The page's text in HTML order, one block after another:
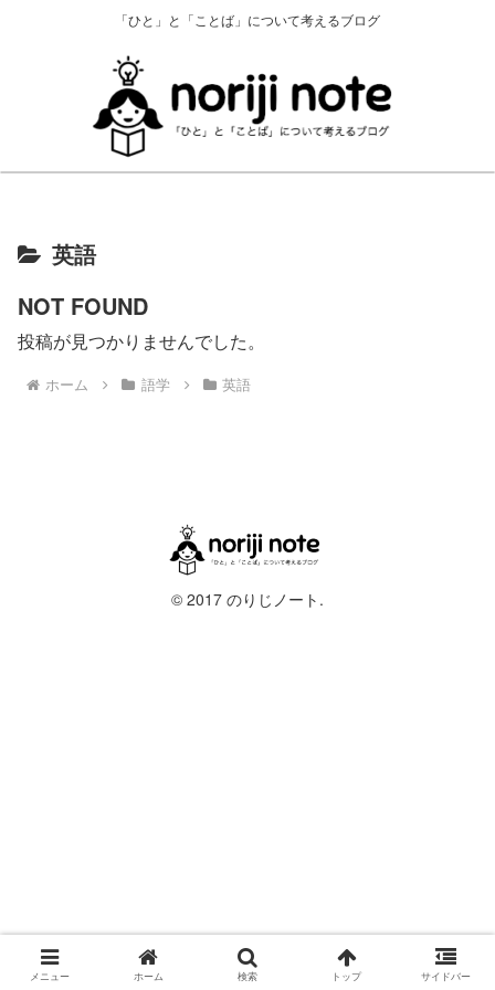
「ひと」と「ことば」について考えるブログ
英語
NOT FOUND
投稿が見つかりませんでした。
ホーム 語学 英語
© 2017 のりじノート.
メニュー ホーム 検索 トップ サイドバー